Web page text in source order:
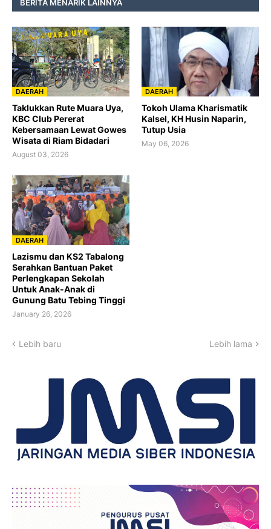
BERITA MENARIK LAINNYA
DAERAH
Taklukkan Rute Muara Uya,
KBC Club Pererat
Kebersamaan Lewat Gowes
Wisata di Riam Bidadari
August 03, 2026
DAERAH
Tokoh Ulama Kharismatik
Kalsel, KH Husin Naparin,
Tutup Usia
May 06, 2026
DAERAH
Lazismu dan KS2 Tabalong
Serahkan Bantuan Paket
Perlengkapan Sekolah
Untuk Anak-Anak di
Gunung Batu Tebing Tinggi
January 26, 2026
Lebih baru Lebih lama